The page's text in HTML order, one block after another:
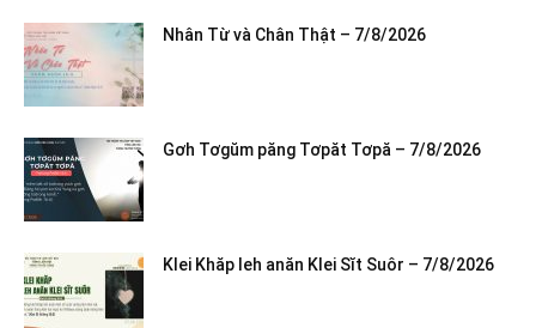
Nhân Từ và Chân Thật – 7/8/2026
Gơh Tơgŭm păng Tơpăt Tơpă – 7/8/2026
Klei Khăp leh anăn Klei Sĭt Suôr – 7/8/2026